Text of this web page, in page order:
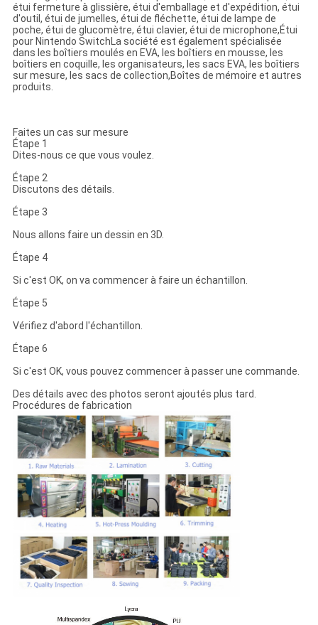
étui fermeture à glissière, étui d'emballage et d'expédition, étui
d'outil, étui de jumelles, étui de fléchette, étui de lampe de
poche, étui de glucomètre, étui clavier, étui de microphone,Étui
pour Nintendo SwitchLa société est également spécialisée
dans les boîtiers moulés en EVA, les boîtiers en mousse, les
boîtiers en coquille, les organisateurs, les sacs EVA, les boîtiers
sur mesure, les sacs de collection,Boîtes de mémoire et autres
produits.
Faites un cas sur mesure
Étape 1
Dites-nous ce que vous voulez.
Étape 2
Discutons des détails.
Étape 3
Nous allons faire un dessin en 3D.
Étape 4
Si c'est OK, on va commencer à faire un échantillon.
Étape 5
Vérifiez d'abord l'échantillon.
Étape 6
Si c'est OK, vous pouvez commencer à passer une commande.
Des détails avec des photos seront ajoutés plus tard.
Procédures de fabrication